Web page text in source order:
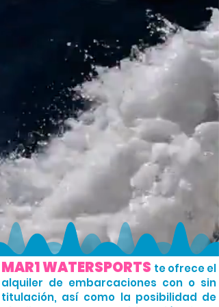
MAR1WATERSPORTS te ofrece el
alquiler de embarcaciones con o sin
titulación, así como la posibilidad de